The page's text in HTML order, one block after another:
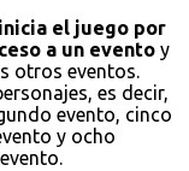
el juego por
a un evento y
otros eventos.
es decir,
evento, cinco
y ocho